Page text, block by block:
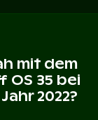
mit dem
35 bei
2022?